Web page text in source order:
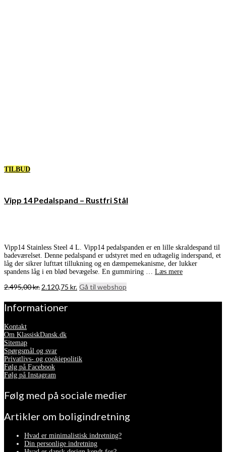
TILBUD
Vipp 14 Pedalspand – Rustfri Stål
Vipp14 Stainless Steel 4 L. Vipp14 pedalspanden er en lille skraldespand til
badeværelset. Denne pedalspand er udstyret med en udtagelig inderspand, et
låg der sikrer lufttæt tillukning og en dæmpemekanisme, der lukker
spandens låg i en blød bevægelse. En gummiring … Læs mere
2.495,00kr. Den
pris
var:
2.120,75 kr. Den
pris
Gå til webshop
Informationer
Kontakt
Om KlassiskDansk.dk
Sitemap
Spørgsmål og svar
Privatlivs- og cookiepolitik
Følg på Facebook
Følg på Instagram
Følg med på sociale medier
Artikler om boligindretning
Hvad er minimalistisk indretning?
Din personlige indretning